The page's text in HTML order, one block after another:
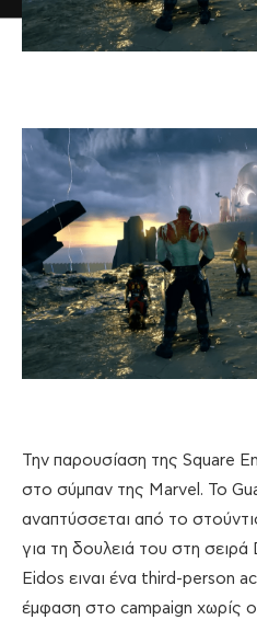
Την παρουσίαση της Square
στο σύμπαν της Marvel. Το
αναπτύσσεται από το
για τη δουλειά του στη
Eidos ειναι ένα third-person
έμφαση στο campaign χωρίς